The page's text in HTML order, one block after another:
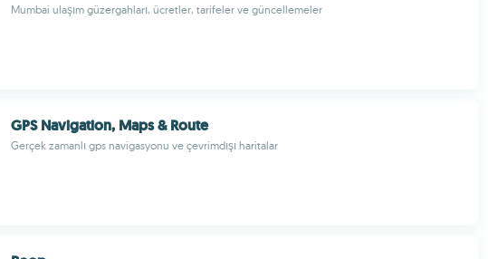
Mumbai ulaşım güzergahları, ücretler, tarifeler ve güncellemeler
GPS Navigation, Maps & Route
Gerçek zamanlı gps navigasyonu ve çevrimdışı haritalar